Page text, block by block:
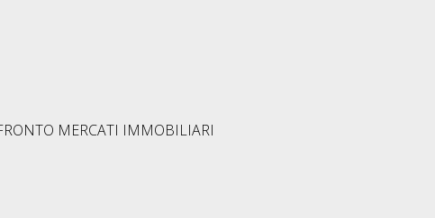
MERCATI IMMOBILIARI